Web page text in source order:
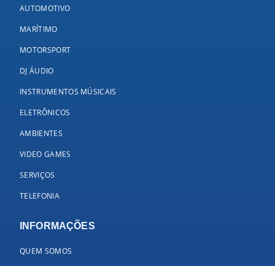
AUTOMOTIVO
MARÍTIMO
MOTORSPORT
DJ ÁUDIO
INSTRUMENTOS MÚSICAIS
ELETRÔNICOS
AMBIENTES
VIDEO GAMES
SERVIÇOS
TELEFONIA
INFORMAÇÕES
QUEM SOMOS